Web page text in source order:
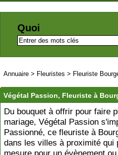
Quoi
Annuaire > Fleuristes > Fleuriste
Végétal Passion, Fleuriste à
Du bouquet à offrir pour faire
mariage, Végétal Passion
Passionné, ce fleuriste à
dans les villes à proximité qui